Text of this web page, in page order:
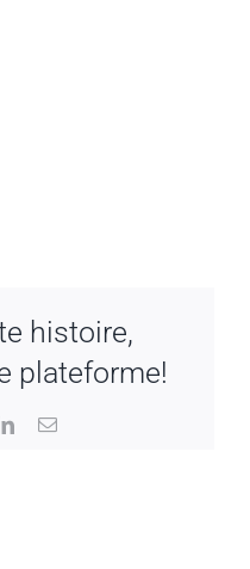
histoire,
plateforme!
LinkedInEmail